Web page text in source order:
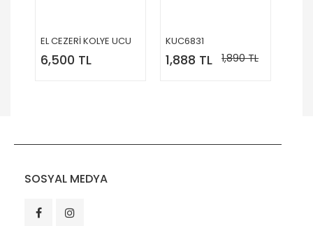
EL CEZERİ KOLYE UCU
6,500 TL
KUC6831
1,888 TL 1,890 TL
SOSYAL MEDYA